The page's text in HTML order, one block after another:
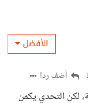
الأفضل
أضف ردا
لكن التحدي يكمن